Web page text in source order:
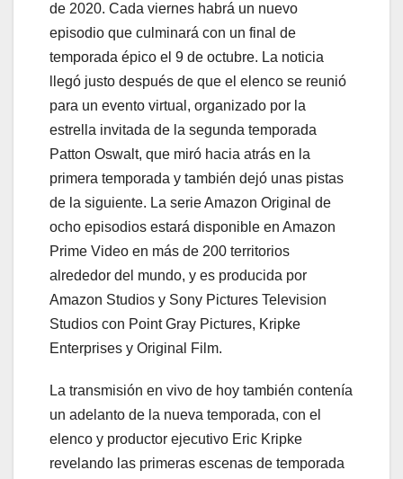
de 2020. Cada viernes habrá un nuevo
episodio que culminará con un final de
temporada épico el 9 de octubre. La noticia
llegó justo después de que el elenco se reunió
para un evento virtual, organizado por la
estrella invitada de la segunda temporada
Patton Oswalt, que miró hacia atrás en la
primera temporada y también dejó unas pistas
de la siguiente. La serie Amazon Original de
ocho episodios estará disponible en Amazon
Prime Video en más de 200 territorios
alrededor del mundo, y es producida por
Amazon Studios y Sony Pictures Television
Studios con Point Gray Pictures, Kripke
Enterprises y Original Film.
La transmisión en vivo de hoy también contenía
un adelanto de la nueva temporada, con el
elenco y productor ejecutivo Eric Kripke
revelando las primeras escenas de temporada